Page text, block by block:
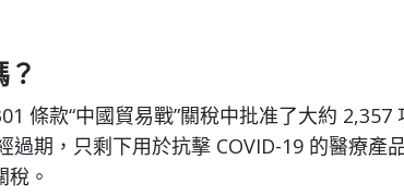
條款“中國貿易戰”關稅中批准了大約 2,357
期，只剩下用於抗擊 COVID-19 的醫療產
。